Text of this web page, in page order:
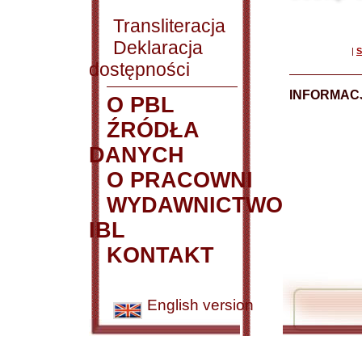
Transliteracja
Deklaracja
dostępności
O PBL
ŹRÓDŁA
DANYCH
O PRACOWNI
WYDAWNICTWO
IBL
KONTAKT
English version
|